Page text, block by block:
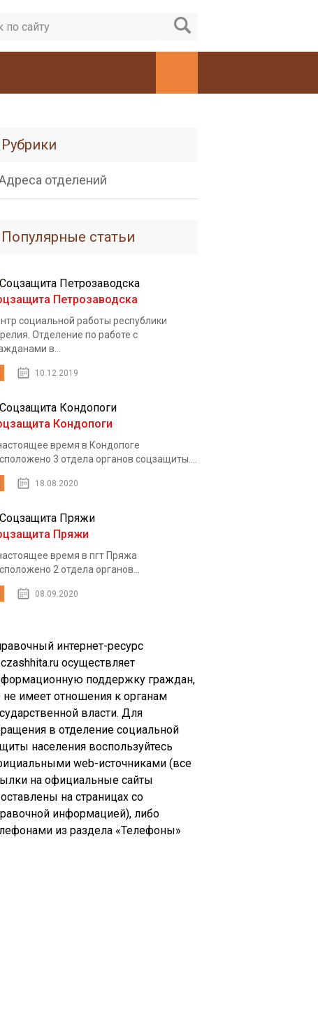
Рубрики
отделений
Популярные статьи
Петрозаводска
социальной работы республики
Отделение по работе с
в...
10.12.2019
Кондопоги
время в Кондопоге
3 отдела органов соцзащиты....
18.08.2020
Пряжи
время в пгт Пряжа
2 отдела органов...
08.09.2020
интернет-ресурс
осуществляет
поддержку граждан,
не имеет отношения к органам
власти. Для
в отделение социальной
населения воспользуйтесь
web-источниками (все
на официальные сайты
на страницах со
информацией), либо
из раздела «Телефоны»